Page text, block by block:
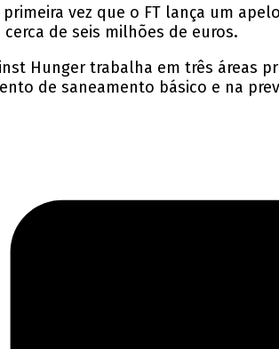
primeira vez que o FT lança um
cerca de seis milhões de euros.
Hunger trabalha em três áreas
de saneamento básico e na